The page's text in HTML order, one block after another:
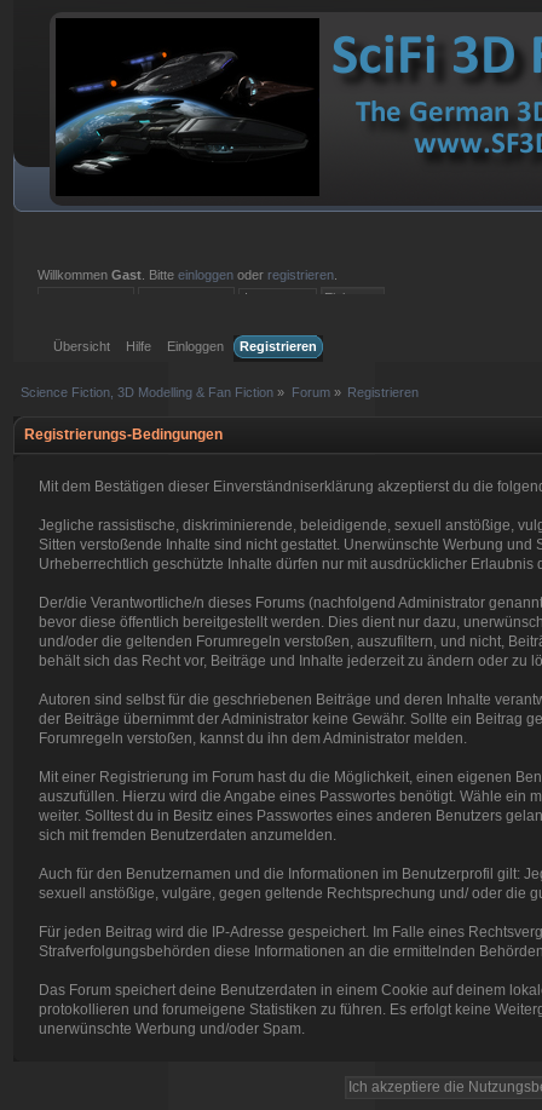
WillkommenGast . Bitteeinloggen oder registrieren
Übersicht
Hilfe Einloggen Registrieren
Science Fiction, 3D Modelling & Fan Fiction » Forum» Registrieren
Registrierungs-Bedingungen
Mit dem Bestätigen dieser Einverständniserklärung akzeptierst du die
Jegliche rassistische, diskriminierende, beleidigende, sexuell anstößige,
Sitten verstoßende Inhalte sind nicht gestattet. Unerwünschte Werbung
Urheberrechtlich geschützte Inhalte dürfen nur mit ausdrücklicher
Der/die Verantwortliche/n dieses Forums (nachfolgend Administrator
bevor diese öffentlich bereitgestellt werden. Dies dient nur dazu,
und/oder die geltenden Forumregeln verstoßen, auszufiltern, und nicht,
behält sich das Recht vor, Beiträge und Inhalte jederzeit zu ändern oder zu
Autoren sind selbst für die geschriebenen Beiträge und deren Inhalte
der Beiträge übernimmt der Administrator keine Gewähr. Sollte ein Beitrag
Forumregeln verstoßen, kannst du ihn dem Administrator melden.
Mit einer Registrierung im Forum hast du die Möglichkeit, einen eigenen
auszufüllen. Hierzu wird die Angabe eines Passwortes benötigt. Wähle ein
weiter. Solltest du in Besitz eines Passwortes eines anderen Benutzers
sich mit fremden Benutzerdaten anzumelden.
Auch für den Benutzernamen und die Informationen im Benutzerprofil gilt:
sexuell anstößige, vulgäre, gegen geltende Rechtsprechung und/ oder die
Für jeden Beitrag wird die IP-Adresse gespeichert. Im Falle eines
Strafverfolgungsbehörden diese Informationen an die ermittelnden
Das Forum speichert deine Benutzerdaten in einem Cookie auf deinem
protokollieren und forumeigene Statistiken zu führen. Es erfolgt keine
unerwünschte Werbung und/oder Spam.